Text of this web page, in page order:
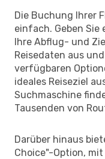
Die Buchung Ihrer
einfach. Geben
Ihre Abflug- und
Reisedaten aus
verfügbaren
ideales Reiseziel
Suchmaschine
Tausenden von
Darüber hinaus
Choice"-Option,